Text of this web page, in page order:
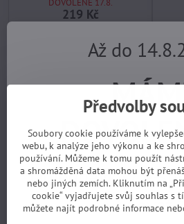
219 Kč
Blatník p. SKS Mud- X pod
Předvolby
Soubory cookie používáme k
webu, k analýze jeho výkonu a ke
používání. Můžeme k tomu použít
a shromážděná data mohou být
nebo jiných zemích. Kliknutím na
cookie“ vyjadřujete svůj souhlas s
můžete najít podrobné informace
Až do
Objednávky z e-
vyřizovat